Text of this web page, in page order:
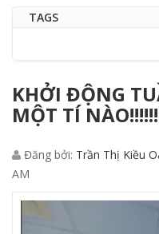
TAGS
KHỞI ĐỘNG
MỘT TÍ
Đăng bởi: Trần Thị Kiều
AM